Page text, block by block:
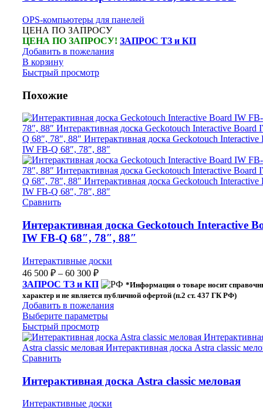
OPS-компьютеры для панелей
ЦЕНА ПО ЗАПРОСУ
ЦЕНА ПО ЗАПРОСУ! ЗАПРОС ТЗ и КП
Добавить в пожелания
В корзину
Быстрый просмотр
Похожие
Сравнить
Интерактивная доска Geckotouch Interactive
IW FB-Q 68″, 78″, 88″
Интерактивные доски
46 500 ₽ – 60 300 ₽
ЗАПРОС ТЗ и КП
*Информация о товаре носит
характер и не является публичной офертой (п.2 ст. 437 ГК РФ)
Добавить в пожелания
Выберите параметры
Быстрый просмотр
Сравнить
Интерактивная доска Astra classic меловая
Интерактивные доски